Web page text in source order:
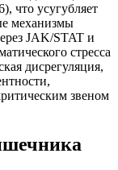
что усугубляет
механизмы
JAK/STAT и
стресса
дисрегуляция,
звеном